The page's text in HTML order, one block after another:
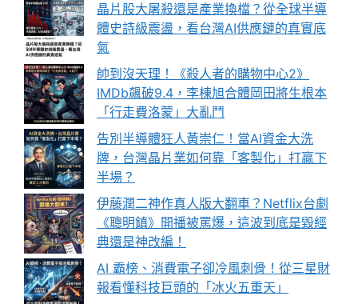
晶片股大屠殺還是產業換檔？從全球半導
體史詩級震盪，看台灣AI供應鏈的真實底
氣
帥到沒天理！《殺人者的購物中心2》
IMDb飆破9.4，李棟旭合體岡田將生根本
「行走費洛蒙」大亂鬥
告別半導體狂人黃崇仁！當AI資金大洗
牌，台灣晶片業如何靠「客製化」打贏下
半場？
伊藤潤二神作真人版大翻車？Netflix台劇
《聰明鎮》開播被罵爆，這波到底是毀經
典還是神改編！
AI 霸榜、消費電子卻冷風刺骨！從三星財
報看懂科技巨頭的「冰火五重天」